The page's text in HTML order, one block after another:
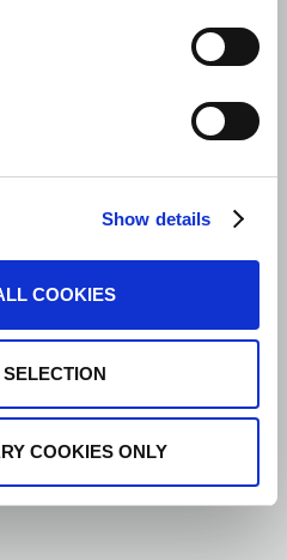
Show details
COOKIES
COOKIES ONLY